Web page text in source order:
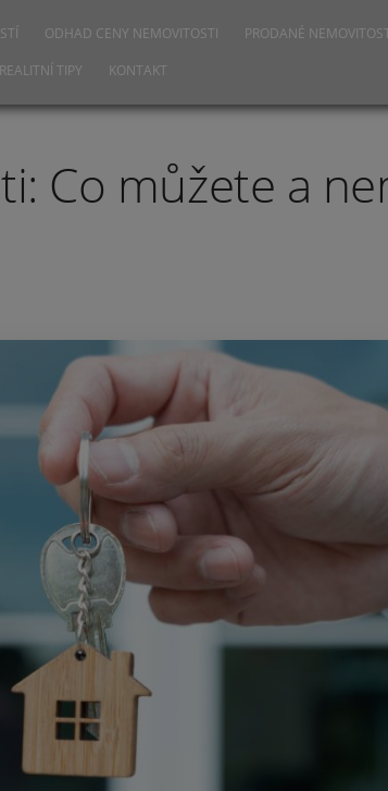
ODHAD CENY NEMOVITOSTI PRODANÉ
REALITNÍ TIPY KONTAKT
Co můžete a